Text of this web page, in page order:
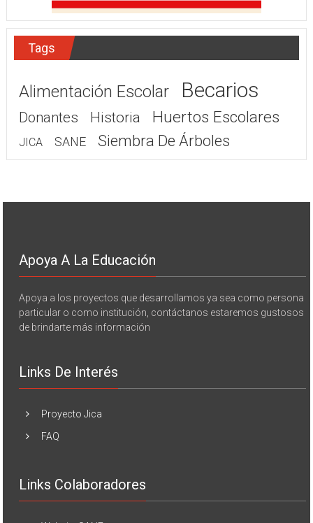
Tags
Alimentación Escolar Becarios
Donantes Historia Huertos Escolares
JICA SANE Siembra De Árboles
Apoya A La Educación
Apoya a los proyectos que desarrollamos ya sea como persona
particular o como institución, contáctanos estaremos gustosos
de brindarte más información
Links De Interés
Proyecto Jica
FAQ
Links Colaboradores